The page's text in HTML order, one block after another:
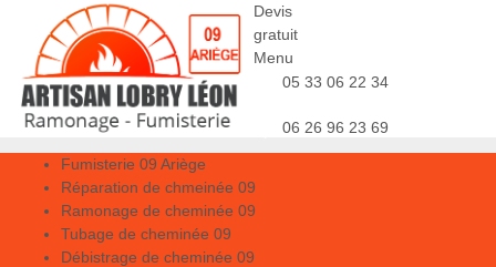
Devis
gratuit
Menu
05 33 06 22 34
06 26 96 23 69
Fumisterie 09 Ariège
Réparation de chmeinée 09
Ramonage de cheminée 09
Tubage de cheminée 09
Débistrage de cheminée 09